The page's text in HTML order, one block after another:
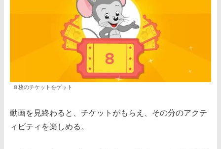
８枚のチケットをゲット
動画を見終わると、チケットがもらえ、その分のアクテ
ィビティを楽しめる。